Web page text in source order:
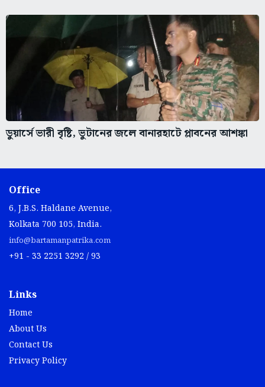
ডুয়ার্সে ভারী বৃষ্টি, ভুটানের জলে বানারহাটে প্লাবনের আশঙ্কা
Office
6, J.B.S. Haldane Avenue,
Kolkata 700 105, India.
info@bartamanpatrika.com
+91 - 33 2251 3292 / 93
Links
Home
About Us
Contact Us
Privacy Policy